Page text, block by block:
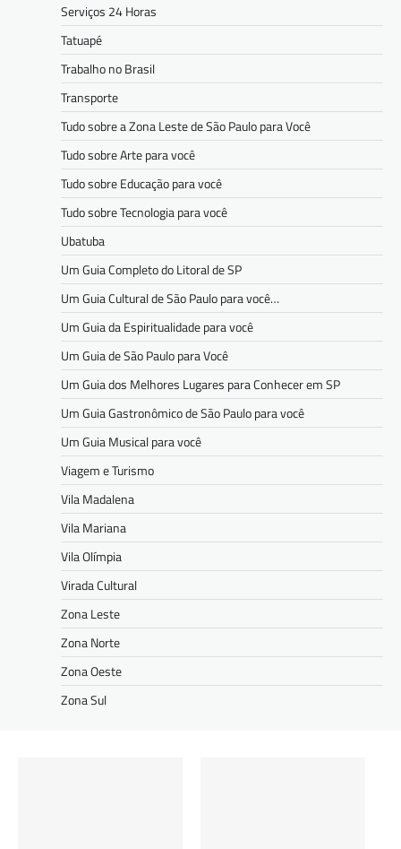
Serviços 24 Horas
Tatuapé
Trabalho no Brasil
Transporte
Tudo sobre a Zona Leste de São Paulo para Você
Tudo sobre Arte para você
Tudo sobre Educação para você
Tudo sobre Tecnologia para você
Ubatuba
Um Guia Completo do Litoral de SP
Um Guia Cultural de São Paulo para você…
Um Guia da Espiritualidade para você
Um Guia de São Paulo para Você
Um Guia dos Melhores Lugares para Conhecer em SP
Um Guia Gastronômico de São Paulo para você
Um Guia Musical para você
Viagem e Turismo
Vila Madalena
Vila Mariana
Vila Olímpia
Virada Cultural
Zona Leste
Zona Norte
Zona Oeste
Zona Sul